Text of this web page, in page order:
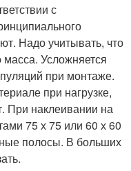
с
Надо учитывать, что
Усложняется
при монтаже.
при нагрузке,
При наклеивании на
75 х 75 или 60 х 60
полосы. В больших